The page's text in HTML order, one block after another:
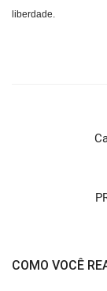
liberdade.
COMO VOCÊ